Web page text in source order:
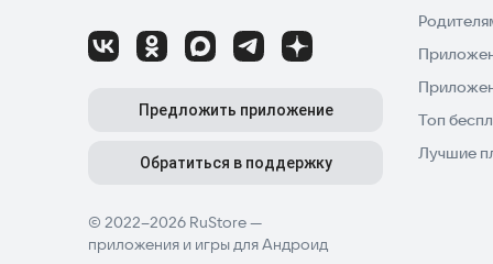
© 2022–2026 RuStore —
приложения и игры для Андроид
Предложить приложение
Обратиться в поддержку
Топ
Лучшие